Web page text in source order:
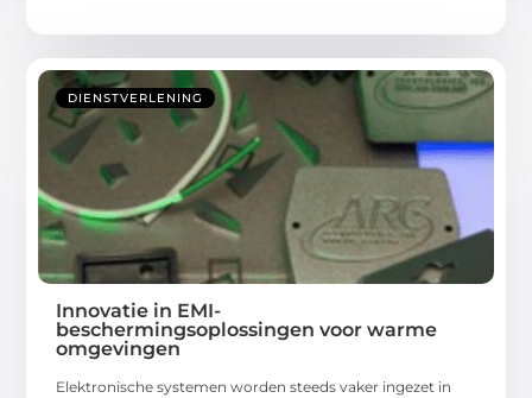
DIENSTVERLENING
Innovatie in EMI-
beschermingsoplossingen voor warme
omgevingen
Elektronische systemen worden steeds vaker ingezet in